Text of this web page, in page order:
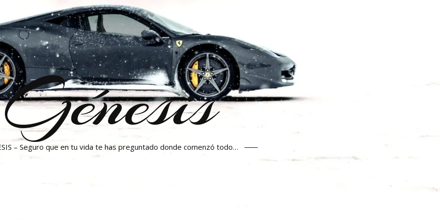
Génesis
– Seguro que en tu vida te has preguntado donde comenzó todo…